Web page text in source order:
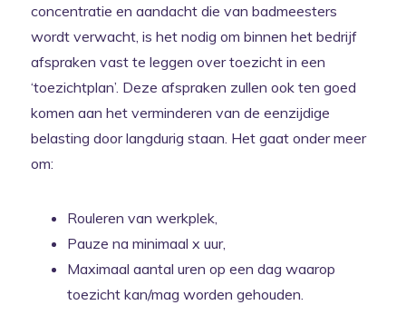
concentratie en aandacht die van badmeesters
wordt verwacht, is het nodig om binnen het bedrijf
afspraken vast te leggen over toezicht in een
‘toezichtplan’. Deze afspraken zullen ook ten goed
komen aan het verminderen van de eenzijdige
belasting door langdurig staan. Het gaat onder meer
om:
Rouleren van werkplek,
Pauze na minimaal x uur,
Maximaal aantal uren op een dag waarop
toezicht kan/mag worden gehouden.